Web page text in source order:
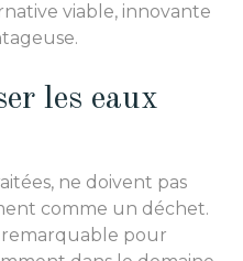
viable, innovante
les eaux
ne doivent pas
comme un déchet.
pour